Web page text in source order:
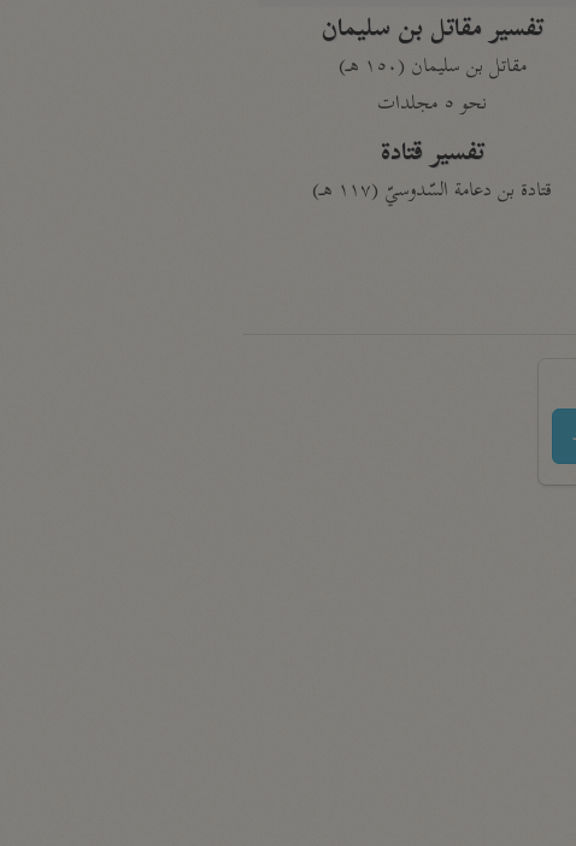
تفسير مقاتل بن سليمان
مقاتل بن سليمان (١٥٠ هـ)
نحو ٥ مجلدات
تفسير قتادة
قتادة بن دعامة السّدوسيّ (١١٧ هـ)